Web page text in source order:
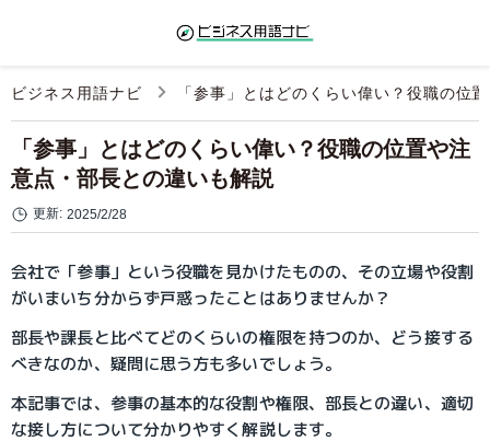
ビジネス用語ナビ 「参事」とはどのくらい偉い？役職の位
「参事」とはどのくらい偉い？役職の位置や注
意点・部長との違いも解説
更新: 2025/2/28
会社で「参事」という役職を見かけたものの、その立場や役割
がいまいち分からず戸惑ったことはありませんか？
部長や課長と比べてどのくらいの権限を持つのか、どう接する
べきなのか、疑問に思う方も多いでしょう。
本記事では、参事の基本的な役割や権限、部長との違い、適切
な接し方について分かりやすく解説します。